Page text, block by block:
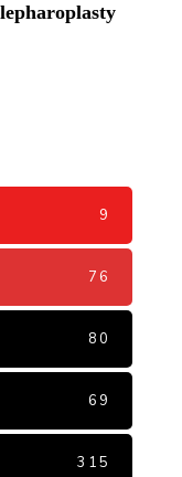
9
76
80
69
315